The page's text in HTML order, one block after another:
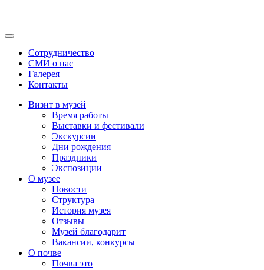
Сотрудничество
СМИ о нас
Галерея
Контакты
Визит в музей
Время работы
Выставки и фестивали
Экскурсии
Дни рождения
Праздники
Экспозиции
О музее
Новости
Структура
История музея
Отзывы
Музей благодарит
Вакансии, конкурсы
О почве
Почва это